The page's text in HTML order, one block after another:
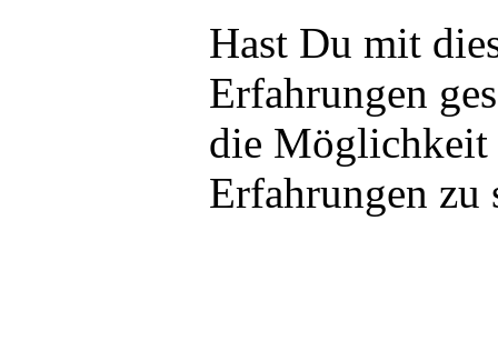
Hast Du mit
Erfahrungen
die Möglichkeit
Erfahrungen zu